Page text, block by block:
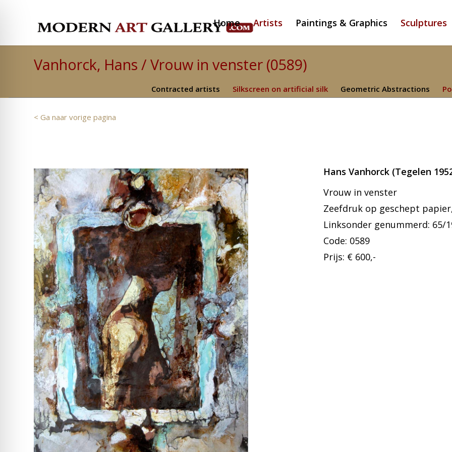
Home Artists Paintings & Graphics Sculptures
Vanhorck, Hans / Vrouw in venster (0589)
Contracted artists Silkscreen on artificial silk Geometric Abstractions
< Ga naar vorige pagina
Hans Vanhorck (Tegelen
Vrouw in venster
Zeefdruk op geschept
Linksonder genummerd: 65/
Code: 0589
Prijs: € 600,-